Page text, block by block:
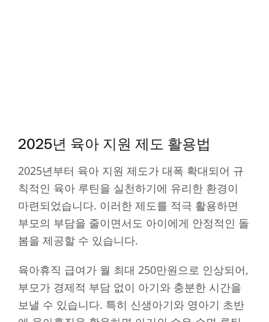
2025년 육아 지원 제도 활용법
2025년부터 육아 지원 제도가 대폭 확대되어 규
칙적인 육아 루틴을 실천하기에 유리한 환경이
마련되었습니다. 이러한 제도를 적극 활용하면
부모의 부담을 줄이면서도 아이에게 안정적인 돌
봄을 제공할 수 있습니다.
육아휴직 급여가 월 최대 250만원으로 인상되어,
부모가 경제적 부담 없이 아기와 충분한 시간을
보낼 수 있습니다. 특히 신생아기와 영아기 초반